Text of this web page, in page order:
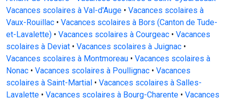
Vacances scolaires à Val-d'Auge • Vacances scolaires à
Vaux-Rouillac • Vacances scolaires à Bors (Canton de Tude-
et-Lavalette) • Vacances scolaires à Courgeac • Vacances
scolaires à Deviat • Vacances scolaires à Juignac •
Vacances scolaires à Montmoreau • Vacances scolaires à
Nonac • Vacances scolaires à Poullignac • Vacances
scolaires à Saint-Martial • Vacances scolaires à Salles-
Lavalette • Vacances scolaires à Bourg-Charente • Vacances